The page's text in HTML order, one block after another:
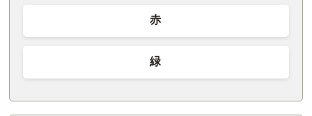
赤
緑